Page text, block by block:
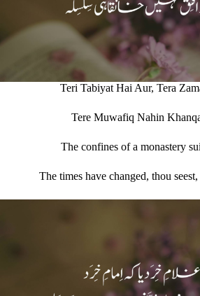
Teri Tabiyat Hai Aur, Tera
Tere Muwafiq Nahin
The confines of a monastery
The times have changed, thou